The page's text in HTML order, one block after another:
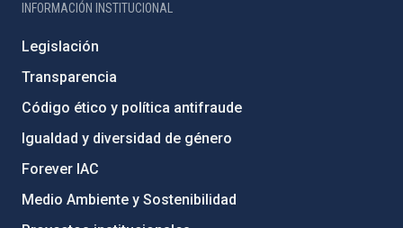
INFORMACIÓN INSTITUCIONAL
Legislación
Transparencia
Código ético y política antifraude
Igualdad y diversidad de género
Forever IAC
Medio Ambiente y Sostenibilidad